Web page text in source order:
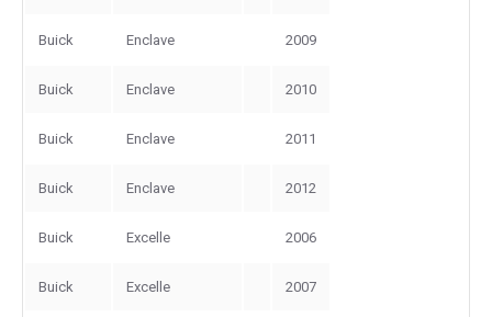
Buick Enclave 2009
Buick Enclave 2010
Buick Enclave 2011
Buick Enclave 2012
Buick Excelle 2006
Buick Excelle 2007